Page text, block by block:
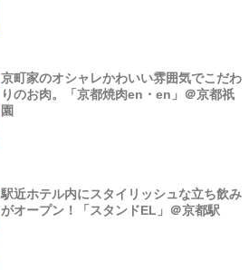
京町家のオシャレかわいい雰囲気でこだわ
りのお肉。「京都焼肉en・en」＠京都祇
園
駅近ホテル内にスタイリッシュな立ち飲み
がオープン！「スタンドEL」＠京都駅